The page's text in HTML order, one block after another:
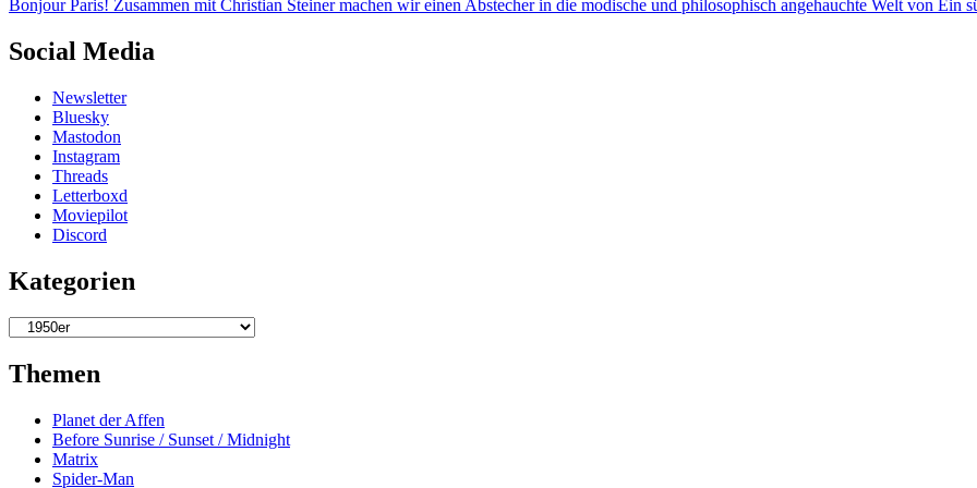
Bonjour Paris! Zusammen mit Christian Steiner machen wir einen Abstecher in die modische und philosophisch angehauchte Welt von Ein
Social Media
Newsletter
Bluesky
Mastodon
Instagram
Threads
Letterboxd
Moviepilot
Discord
Kategorien
Kategorien
Themen
Planet der Affen
Before Sunrise / Sunset / Midnight
Matrix
Spider-Man